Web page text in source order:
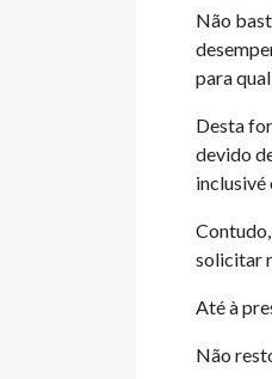
Não
para
Desta
devido
inclusivé
solicitar
Até à
Não